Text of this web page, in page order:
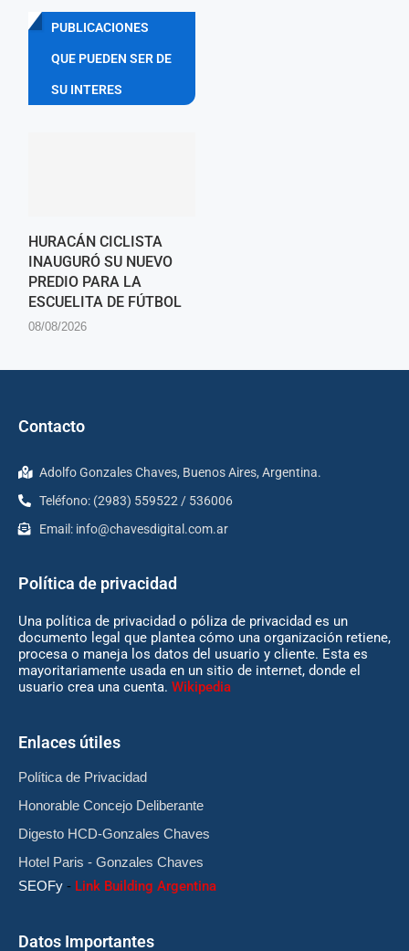
PUBLICACIONES
QUE PUEDEN SER DE
SU INTERES
HURACÁN CICLISTA
INAUGURÓ SU NUEVO
PREDIO PARA LA
ESCUELITA DE FÚTBOL
08/08/2026
Contacto
Adolfo Gonzales Chaves, Buenos Aires, Argentina.
Teléfono: (2983) 559522 / 536006
Email: info@chavesdigital.com.ar
Política de privacidad
Una política de privacidad o póliza de privacidad es un
documento legal que plantea cómo una organización retiene,
procesa o maneja los datos del usuario y cliente. Esta es
mayoritariamente usada en un sitio de internet, donde el
usuario crea una cuenta. Wikipedia
Enlaces útiles
Política de Privacidad
Honorable Concejo Deliberante
Digesto HCD-Gonzales Chaves
Hotel Paris - Gonzales Chaves
SEOFy - Link Building Argentina
Datos Importantes